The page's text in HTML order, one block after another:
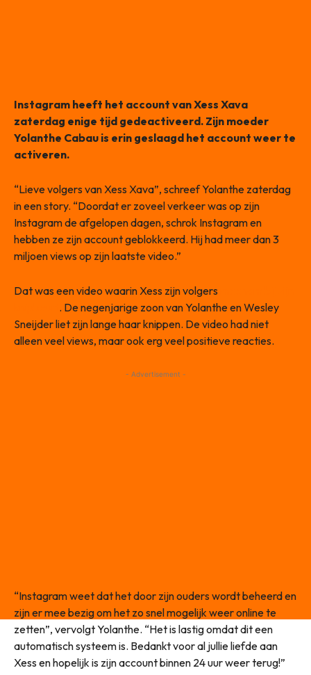
Instagram heeft het account van Xess Xava
zaterdag enige tijd gedeactiveerd. Zijn moeder
Yolanthe Cabau is erin geslaagd het account weer te
activeren.
“Lieve volgers van Xess Xava”, schreef Yolanthe zaterdag
in een story. “Doordat er zoveel verkeer was op zijn
Instagram de afgelopen dagen, schrok Instagram en
hebben ze zijn account geblokkeerd. Hij had meer dan 3
miljoen views op zijn laatste video.”
Dat was een video waarin Xess zijn volgers
. De negenjarige zoon van Yolanthe en Wesley
Sneijder liet zijn lange haar knippen. De video had niet
alleen veel views, maar ook erg veel positieve reacties.
- Advertisement -
“Instagram weet dat het door zijn ouders wordt beheerd en
zijn er mee bezig om het zo snel mogelijk weer online te
zetten”, vervolgt Yolanthe. “Het is lastig omdat dit een
automatisch systeem is. Bedankt voor al jullie liefde aan
Xess en hopelijk is zijn account binnen 24 uur weer terug!”